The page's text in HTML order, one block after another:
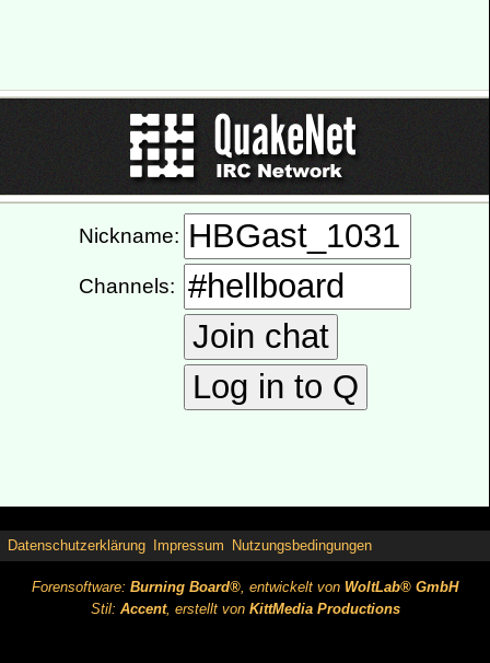
Datenschutzerklärung Impressum Nutzungsbedingungen
Forensoftware: Burning Board®, entwickelt von WoltLab® GmbH
Stil: Accent, erstellt von KittMedia Productions